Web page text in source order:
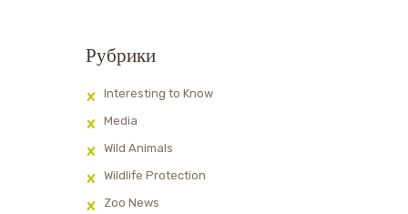
Рубрики
Interesting to Know
Media
Wild Animals
Wildlife Protection
Zoo News